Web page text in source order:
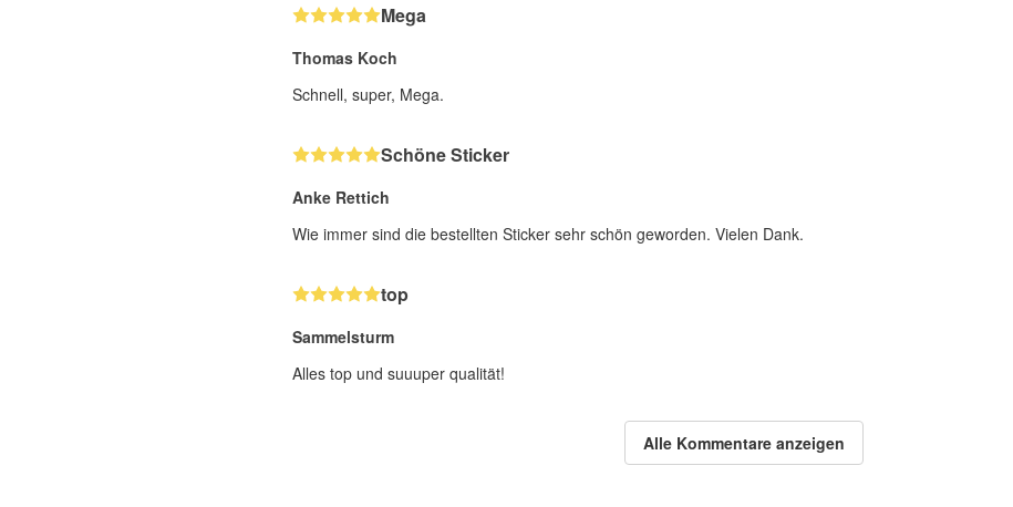
Mega
Thomas Koch
Schnell, super, Mega.
Schöne Sticker
Anke Rettich
Wie immer sind die bestellten Sticker sehr schön geworden. Vielen Dank.
top
Sammelsturm
Alles top und suuuper qualität!
Alle Kommentare anzeigen